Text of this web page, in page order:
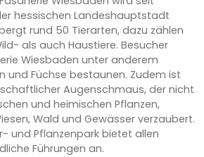
hessischen Landeshauptstadt
rund 50 Tierarten, dazu zählen
als auch Haustiere. Besucher
Wiesbaden unter anderem
und Füchse bestaunen. Zudem ist
Augenschmaus, der nicht
und heimischen Pflanzen,
Wald und Gewässer verzaubert.
und Pflanzenpark bietet allen
Führungen an.